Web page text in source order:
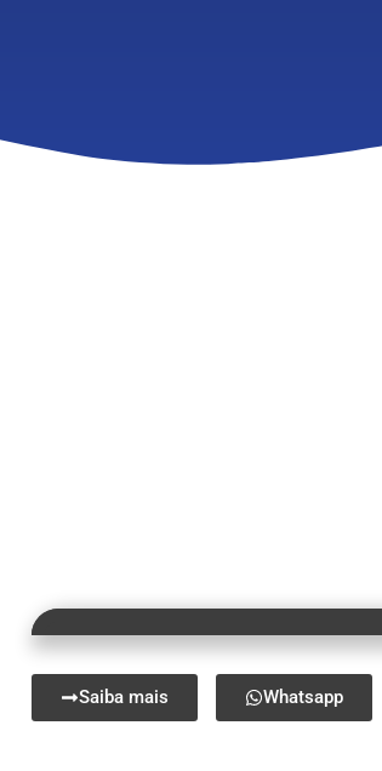
Saiba mais Whatsapp